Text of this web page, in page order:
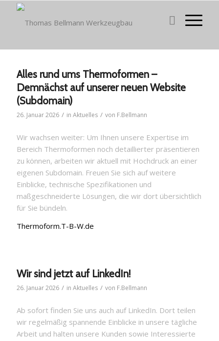
Alles rund ums Thermoformen –
Demnächst auf unserer neuen Website
(Subdomain)
26. Januar 2026 / in Aktuelles / von F.Bellmann
Wir wachsen weiter: Um Ihnen unsere Expertise im
Bereich Thermoformen noch detaillierter präsentieren
zu können, arbeiten wir aktuell mit Hochdruck an einer
eigenen Subdomain. Freuen Sie sich auf weitere
Einblicke, technische Spezifikationen und
maßgeschneiderte Lösungen, die wir dort übersichtlich
für Sie bündeln.
Thermoform.T-B-W.de
Wir sind jetzt auf LinkedIn!
26. Januar 2026 / in Aktuelles / von F.Bellmann
Ab sofort finden Sie uns auch auf LinkedIn. Dort teilen
wir regelmäßig spannende Einblicke in unsere tägliche
Arbeit und halten unsere Kunden sowie Interessierte